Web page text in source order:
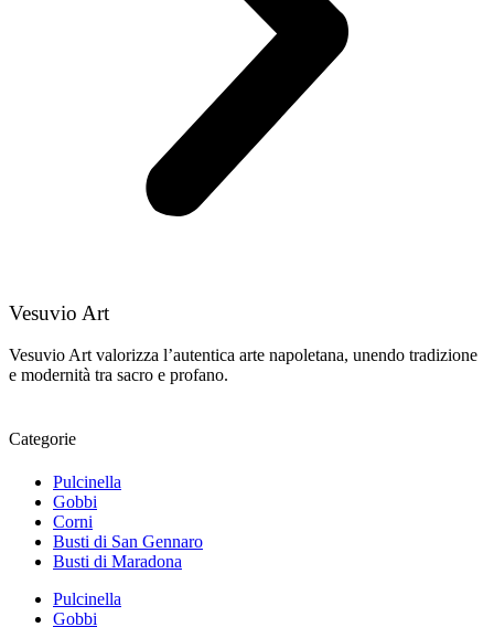
Vesuvio Art
Vesuvio Art valorizza l’autentica arte napoletana, unendo tradizione
e modernità tra sacro e profano.
Categorie
Pulcinella
Gobbi
Corni
Busti di San Gennaro
Busti di Maradona
Pulcinella
Gobbi